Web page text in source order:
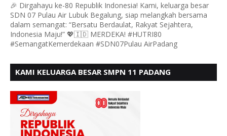
🎉 Dirgahayu ke-80 Republik Indonesia! Kami, keluarga besar
SDN 07 Pulau Air Lubuk Begalung, siap melangkah bersama
dalam semangat: “Bersatu Berdaulat, Rakyat Sejahtera,
Indonesia Maju!” 💖🇮🇩 MERDEKA! #HUTRI80
#SemangatKemerdekaan #SDN07Pulau AirPadang
KAMI KELUARGA BESAR SMPN 11 PADANG
BERDAULAT